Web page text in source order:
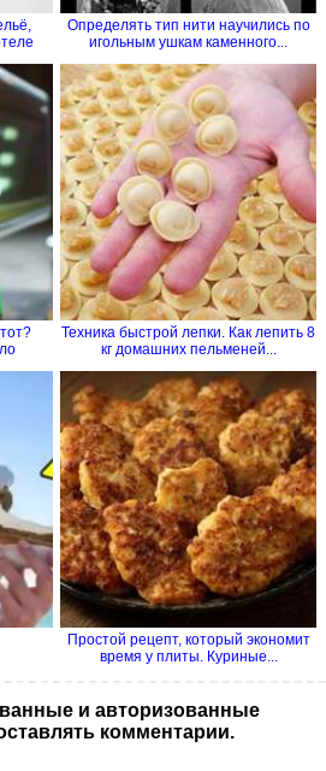
Определять тип нити научились по
игольным ушкам каменного...
Техника быстрой лепки. Как лепить 8
кг домашних пельменей...
Простой рецепт, который экономит
время у плиты. Куриные...
и авторизованные
комментарии.